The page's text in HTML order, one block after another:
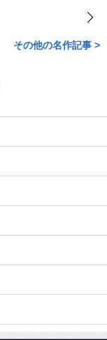
その他の名作記事 >